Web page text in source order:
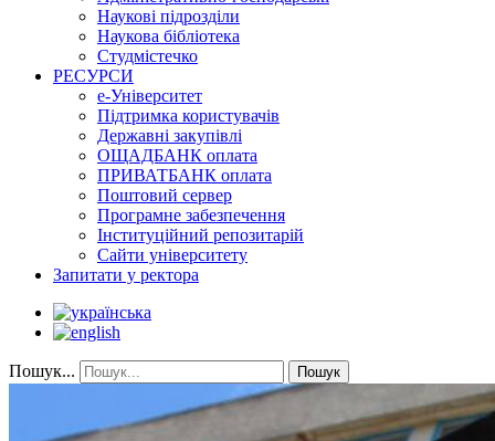
Наукові підрозділи
Наукова бібліотека
Студмістечко
РЕСУРСИ
е-Університет
Підтримка користувачів
Державні закупівлі
ОЩАДБАНК оплата
ПРИВАТБАНК оплата
Поштовий сервер
Програмне забезпечення
Інституційний репозитарій
Сайти університету
Запитати у ректора
Пошук... Пошук